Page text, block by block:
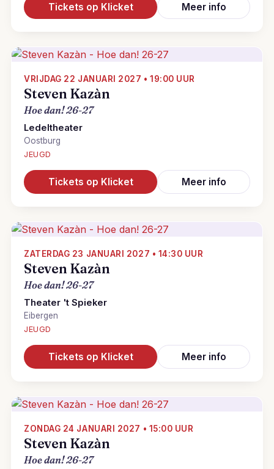
Tickets op Klicket Meer info
VRIJDAG 22 JANUARI 2027 • 19:00 UUR
Steven Kazàn
Hoe dan! 26-27
Ledeltheater
Oostburg
JEUGD
Tickets op Klicket Meer info
ZATERDAG 23 JANUARI 2027 • 14:30 UUR
Steven Kazàn
Hoe dan! 26-27
Theater 't Spieker
Eibergen
JEUGD
Tickets op Klicket Meer info
ZONDAG 24 JANUARI 2027 • 15:00 UUR
Steven Kazàn
Hoe dan! 26-27